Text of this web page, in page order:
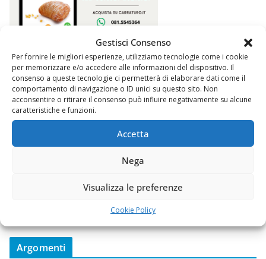
Gestisci Consenso
Per fornire le migliori esperienze, utilizziamo tecnologie come i cookie
per memorizzare e/o accedere alle informazioni del dispositivo. Il
consenso a queste tecnologie ci permetterà di elaborare dati come il
comportamento di navigazione o ID unici su questo sito. Non
acconsentire o ritirare il consenso può influire negativamente su alcune
caratteristiche e funzioni.
Accetta
Nega
Visualizza le preferenze
Cookie Policy
Argomenti